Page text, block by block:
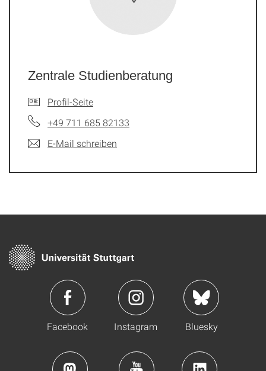
Zentrale Studienberatung
Profil-Seite
+49 711 685 82133
E-Mail schreiben
Facebook Instagram Bluesky